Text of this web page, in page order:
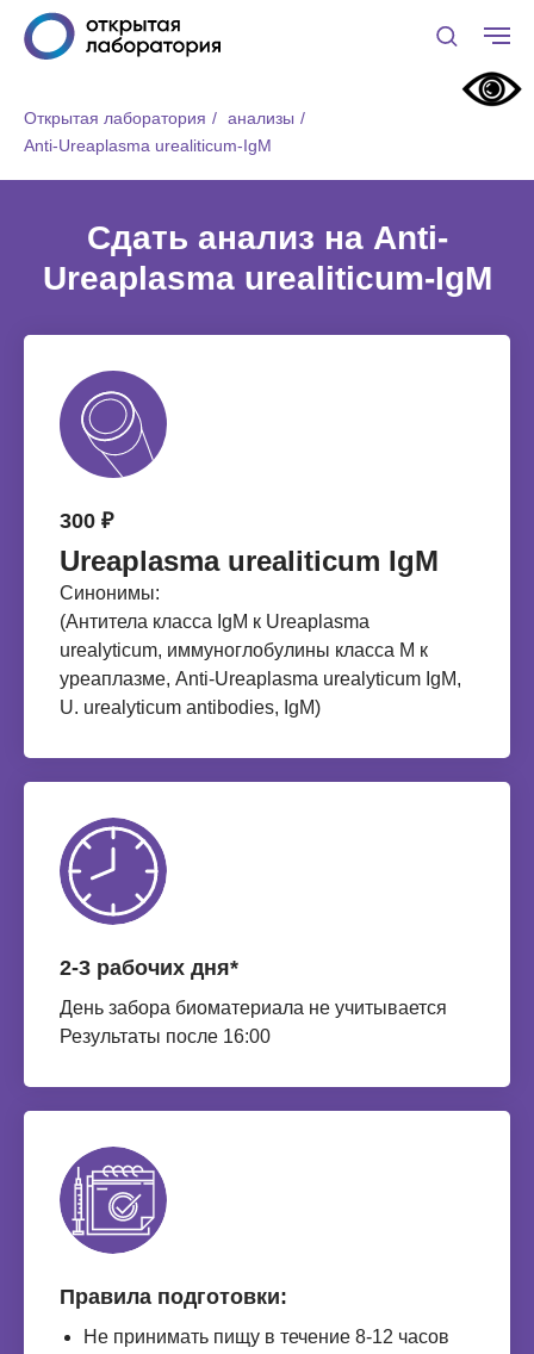
Открытая лаборатория / анализы /
Anti-Ureaplasma urealiticum-IgM
Сдать анализ на Anti-
Ureaplasma urealiticum-IgM
300 ₽
Ureaplasma urealiticum IgM
Синонимы:
(Антитела класса IgM к Ureaplasma
urealyticum, иммуноглобулины класса M к
уреаплазме, Anti-Ureaplasma urealyticum IgM,
U. urealyticum antibodies, IgM)
2-3 рабочих дня*
День забора биоматериала не учитывается
Результаты после 16:00
Правила подготовки:
Не принимать пищу в течение 8-12 часов